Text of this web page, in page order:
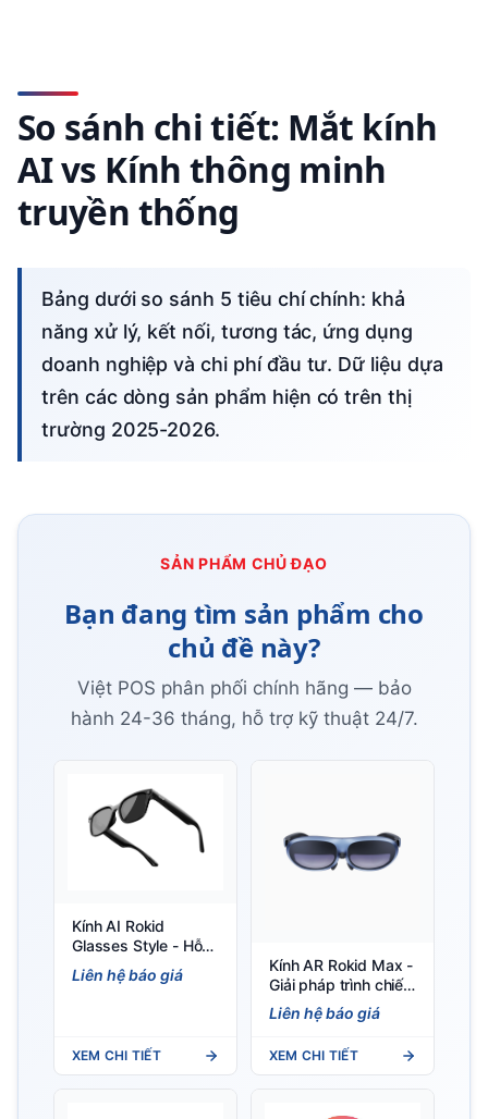
So sánh chi tiết: Mắt kính
AI vs Kính thông minh
truyền thống
Bảng dưới so sánh 5 tiêu chí chính: khả
năng xử lý, kết nối, tương tác, ứng dụng
doanh nghiệp và chi phí đầu tư. Dữ liệu dựa
trên các dòng sản phẩm hiện có trên thị
trường 2025-2026.
SẢN PHẨM CHỦ ĐẠO
Bạn đang tìm sản phẩm cho
chủ đề này?
Việt POS phân phối chính hãng — bảo
hành 24-36 tháng, hỗ trợ kỹ thuật 24/7.
Kính AI Rokid
Glasses Style - Hỗ
trợ GPT & Gemini,
nhẹ 38.5g
Liên hệ báo giá
XEM CHI TIẾT
Kính AR Rokid Max -
Giải pháp trình chiếu
di động cho doanh
nghiệp
Liên hệ báo giá
XEM CHI TIẾT